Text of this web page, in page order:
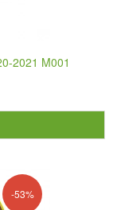
2021 M001
-53%